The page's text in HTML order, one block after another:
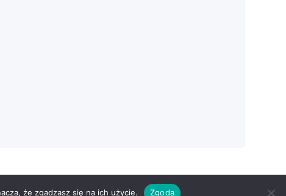
że zgadzasz się na ich użycie. Zgoda